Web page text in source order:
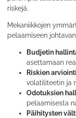
riskejä.
Mekaniikkojen
pelaamiseen
Budjetin
asettamaan
Riskien arviointi
volatiliteetin ja
Odotuksien
pelaamisesta
Päihitysten